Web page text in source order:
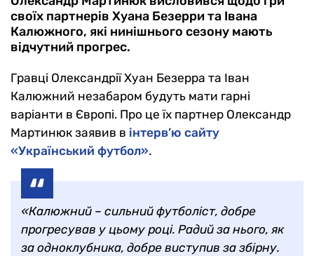
своїх партнерів Хуана Безерри та Івана
Калюжного, які нинішнього сезону мають
відчутний прогрес.
Гравці Олександрії Хуан Безерра та Іван
Калюжний незабаром будуть мати гарні
варіанти в Європі. Про це їх партнер Олександр
Мартинюк заявив в інтерв’ю сайту
«Український футбол».
«Калюжний – сильний футболіст, добре
прогресував у цьому році. Радий за нього, як
за одноклубника, добре виступив за збірну.